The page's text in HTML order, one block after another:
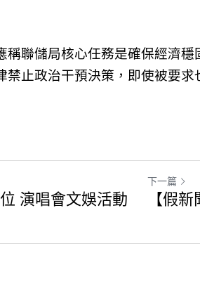
稱聯儲局核心任務是確保經濟
止政治干預決策，即使被要求
演唱會文娛活動
下一篇
【假